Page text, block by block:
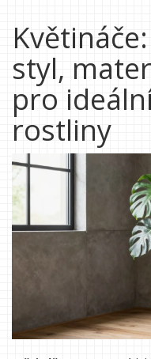
styl,
pro
rostliny